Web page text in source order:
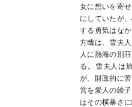
女に想いを寄
にしていたが
する勇気はな
方哉は、雪夫
人に熱海の別
る。雪夫人は
が、財政的に
営を愛人の綾
はその横暴さ